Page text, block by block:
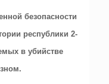
безопасности
республики 2-
в убийстве